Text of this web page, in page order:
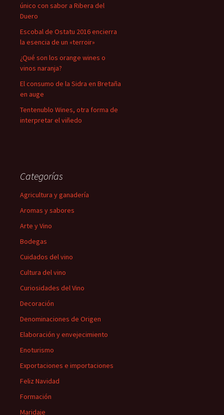
único con sabor a Ribera del
Duero
Escobal de Ostatu 2016 encierra
la esencia de un «terroir»
¿Qué son los orange wines o
vinos naranja?
El consumo de la Sidra en Bretaña
en auge
Tentenublo Wines, otra forma de
interpretar el viñedo
Categorías
Agricultura y ganadería
Aromas y sabores
Arte y Vino
Bodegas
Cuidados del vino
Cultura del vino
Curiosidades del Vino
Decoración
Denominaciones de Origen
Elaboración y envejecimiento
Enoturismo
Exportaciones e importaciones
Feliz Navidad
Formación
Maridaje